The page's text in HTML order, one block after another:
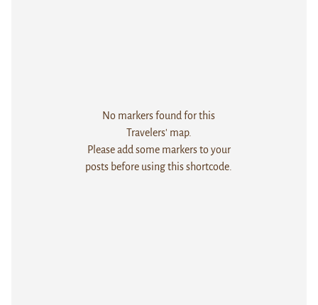
No markers found for this
Travelers' map.
Please add some markers to your
posts before using this shortcode.